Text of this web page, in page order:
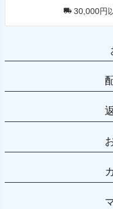
30,000円